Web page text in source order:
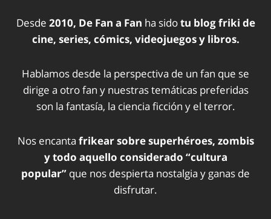
Desde 2010, De Fan a Fan ha sidotu blog friki de
cine, series, cómics, videojuegos y libros.
Hablamos desde la perspectiva de un fan que se
dirige a otro fan y nuestras temáticas preferidas
son la fantasía, la ciencia ficción y el terror.
Nos encanta frikear sobre superhéroes, zombis
y todo aquello considerado “cultura
popular” que nos despierta nostalgia y ganas de
disfrutar.